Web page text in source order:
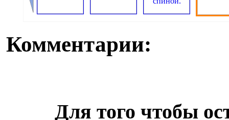
Комментарии:
Для того чтобы